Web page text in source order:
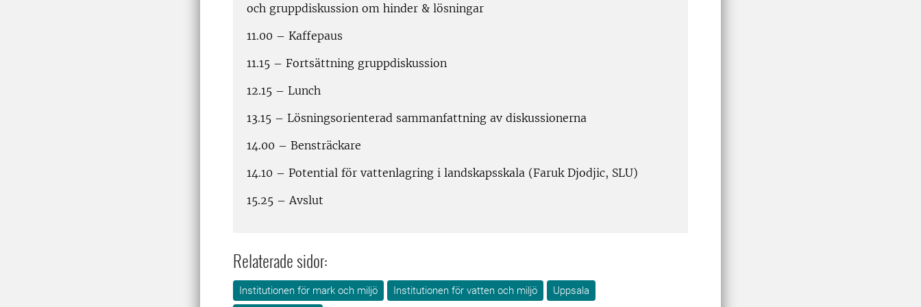
och gruppdiskussion om hinder & lösningar
11.00 – Kaffepaus
11.15 – Fortsättning gruppdiskussion
12.15 – Lunch
13.15 – Lösningsorienterad sammanfattning av diskussionerna
14.00 – Bensträckare
14.10 – Potential för vattenlagring i landskapsskala (Faruk Djodjic, SLU)
15.25 – Avslut
Relaterade sidor:
Institutionen för mark och miljö Institutionen för vatten och miljö
Uppsala